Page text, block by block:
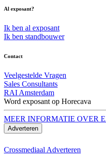
Al exposant?
Ik ben al exposant
Ik ben standbouwer
Contact
Veelgestelde Vragen
Sales Consultants
RAI Amsterdam
Word exposant op Horecava
MEER INFORMATIE OVER
Adverteren
Crossmediaal Adverteren